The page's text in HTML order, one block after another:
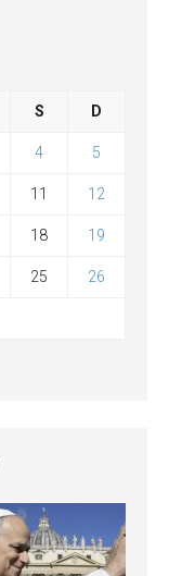
S D
4 5
11 12
18 19
25 26